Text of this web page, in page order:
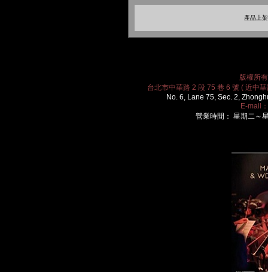
產品上
版權所
台北市中華路 2 段 75 巷 6 號 ( 近中
No. 6, Lane 75, Sec. 2,
E-mail：
營業時間： 星期二～